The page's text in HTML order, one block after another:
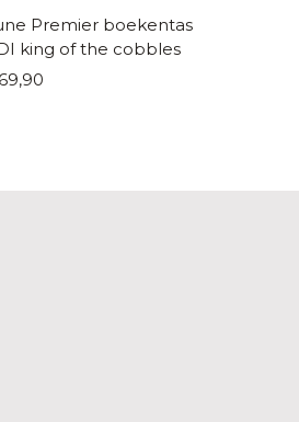
Premier boekentas
king of the cobbles